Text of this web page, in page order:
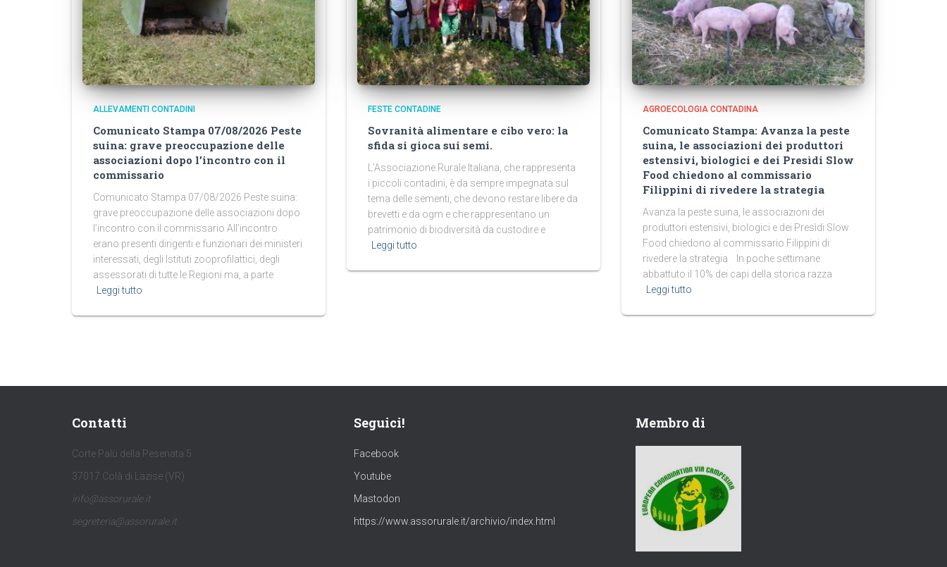
ALLEVAMENTI CONTADINI
Comunicato Stampa 07/08/2026 Peste
suina: grave preoccupazione delle
associazioni dopo l’incontro con il
commissario
Comunicato Stampa 07/08/2026 Peste suina:
grave preoccupazione delle associazioni dopo
l’incontro con il commissario All’incontro
erano presenti dirigenti e funzionari dei ministeri
interessati, degli Istituti zooprofilattici, degli
assessorati di tutte le Regioni ma, a parte
Leggi tutto
FESTE CONTADINE
Sovranità alimentare e cibo vero: la
sfida si gioca sui semi.
L’Associazione Rurale Italiana, che rappresenta
i piccoli contadini, è da sempre impegnata sul
tema delle sementi, che devono restare libere da
brevetti e da ogm e che rappresentano un
patrimonio di biodiversità da custodire e
Leggi tutto
AGROECOLOGIA CONTADINA
Comunicato Stampa: Avanza la peste
suina, le associazioni dei produttori
estensivi, biologici e dei Presìdi Slow
Food chiedono al commissario
Filippini di rivedere la strategia
Avanza la peste suina, le associazioni dei
produttori estensivi, biologici e dei Presìdi Slow
Food chiedono al commissario Filippini di
rivedere la strategia In poche settimane
abbattuto il 10% dei capi della storica razza
Leggi tutto
Contatti
Corte Palù della Pesenata 5
37017 Colà di Lazise (VR)
info@assorurale.it
segreteria@assorurale.it
Seguici!
Facebook
Youtube
Mastodon
https://www.assorurale.it/archivio/index.html
Membro di